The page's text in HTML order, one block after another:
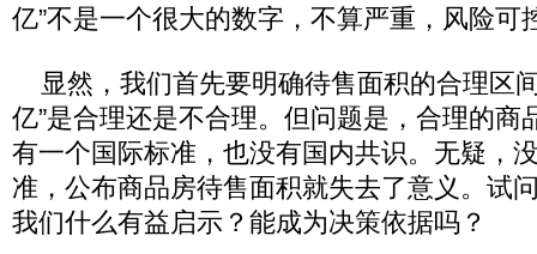
亿”不是一个很大的数字，不算严重，风险可
显然，我们首先要明确待售面积的合理区
亿”是合理还是不合理。但问题是，合理的商
有一个国际标准，也没有国内共识。无疑，
准，公布商品房待售面积就失去了意义。试
我们什么有益启示？能成为决策依据吗？